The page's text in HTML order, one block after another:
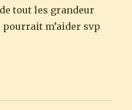
tout les grandeur
pourrait m’aider svp